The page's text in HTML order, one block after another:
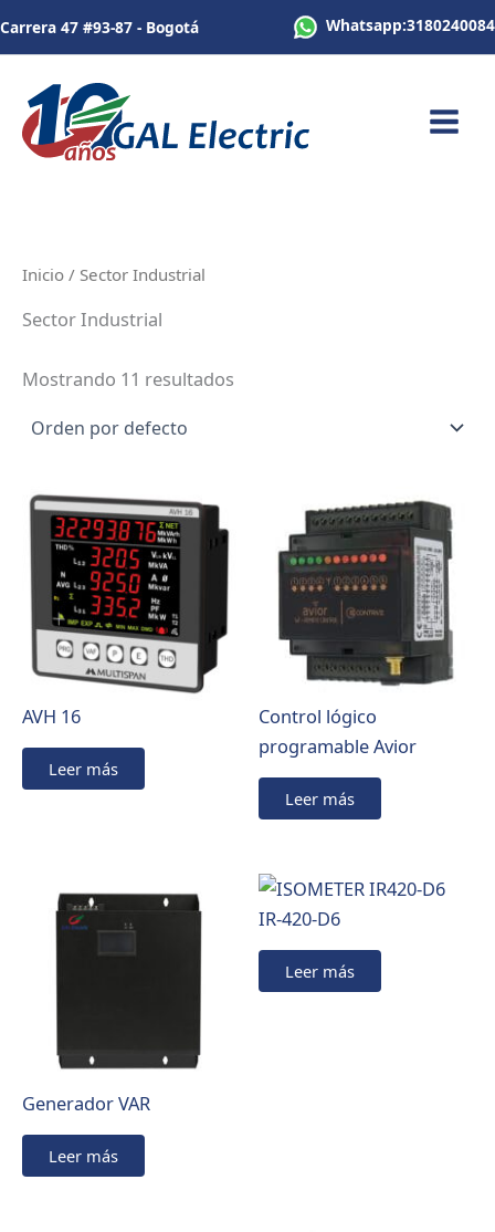
Carrera 47 #93-87 - Bogotá Whatsapp:3180240084
Inicio / Sector Industrial
Sector Industrial
Mostrando 11 resultados
AVH 16
Leer más
Control lógico
programable Avior
Leer más
Generador VAR
Leer más
IR-420-D6
Leer más